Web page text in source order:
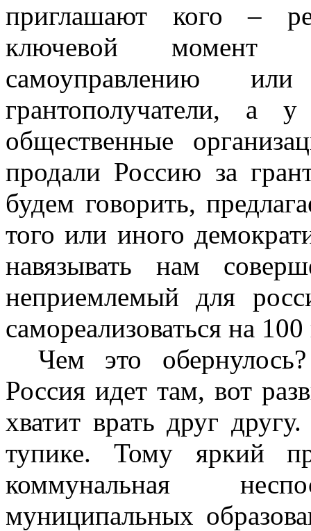
приглашают кого –
ключевой момент
самоуправлению
грантополучатели, а
общественные
продали Россию за
будем говорить,
того или иного
навязывать нам
неприемлемый для
самореализоваться на
Чем это
Россия идет там, вот
хватит врать друг
тупике. Тому яркий
коммунальная
муниципальных